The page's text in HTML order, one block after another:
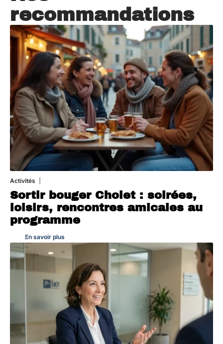
recommandations
Activités
Sortir bouger Cholet : soirées,
loisirs, rencontres amicales au
programme
En savoir plus